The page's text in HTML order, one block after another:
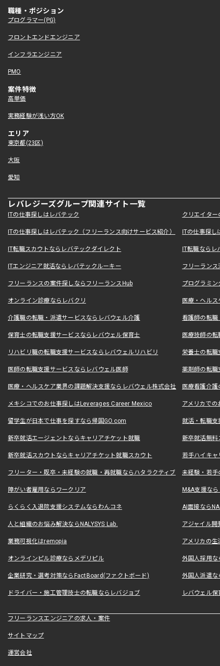
職種・ポジション
プログラマー(PG)
フロントエンドエンジニア
インフラエンジニア
PMO
案件特徴
高単価
実務経験が浅い方OK
エリア
東京都(23区)
大阪
愛知
レバレジーズグループ関連サイト一覧
ITの仕事探しはレバテック クリエイタ
ITの仕事探しはレバテック（フリーランス向けサービス紹介） ITの仕事探
IT転職スカウトならレバテックダイレクト IT転職なら
ITエンジニア就活ならレバテックルーキー フリーラン
フリーランスの案件探しならフリーランスHub プログラミ
オンライン診療ならレバクリ 医療・ヘル
介護職の転職・派遣サービスならレバウェル介護 看護師の転
保育士の転職支援サービスならレバウェル保育士 医療技師の
リハビリ職の転職支援サービスならレバウェルリハビリ 栄養士の転
医師の転職支援サービスならレバウェル医師 薬剤師の転
医療・ヘルスケア業界の課題解決支援ならレバウェル株式会社 医療看護介
メキシコでのお仕事探しはLeverages Career Mexico アメリカで
留学生が日本で仕事を探すなら帰国GO.com 就活・転職
新卒就活エージェントならキャリアチケット就職 新卒就活無料
新卒就活スカウトならキャリアチケット就職スカウト 若手ハイキ
フリーター・既卒・未経験の就職・再就職ならハタラクティブ 未経験・若手
障がい者雇用ならワークリア M&A支援な
らくらく入退院支援システムならわんコネ AI面接なら
人と組織のお悩み解決ならNALYSYS Lab. アジャイル
業務可視化はremopia アメリカの
オンラインピル診療ならメデリピル 外国人採用
企業研究・選考対策ならFactBoard(ファクトボード) 外国人派遣な
ドライバー・施工管理技士の転職ならレバジョブ レバウェル
フリーランスエンジニアの求人・案件
サイトマップ
運営会社